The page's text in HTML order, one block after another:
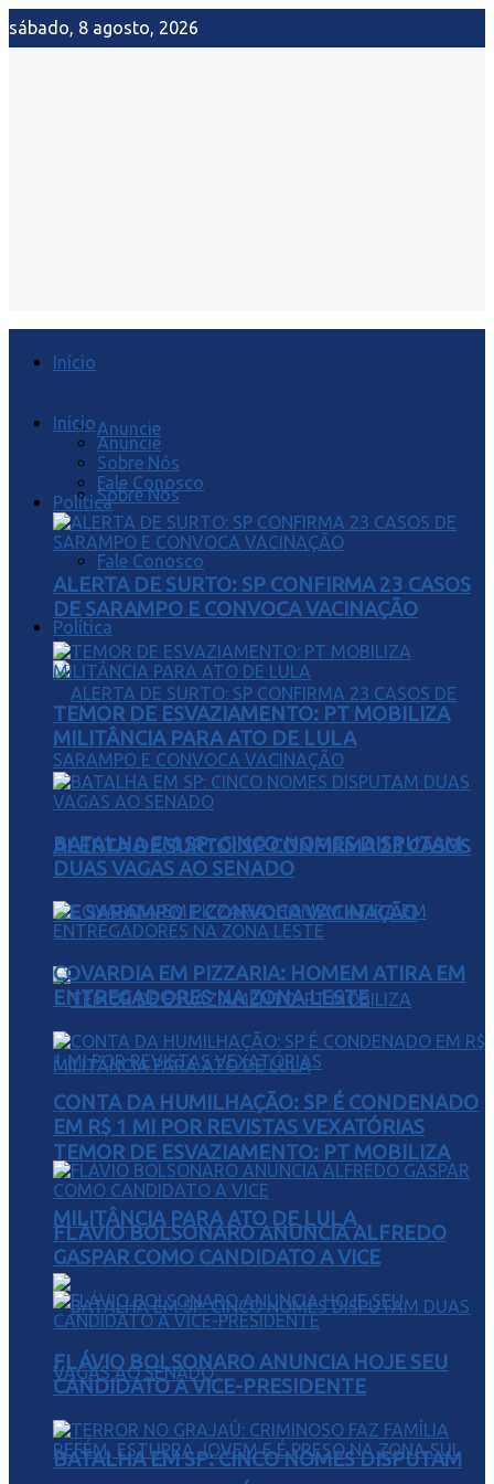
sábado, 8 agosto, 2026
Início
Anuncie
Sobre Nós
Fale Conosco
Política
ALERTA DE SURTO: SP CONFIRMA 23 CASOS
DE SARAMPO E CONVOCA VACINAÇÃO
TEMOR DE ESVAZIAMENTO: PT MOBILIZA
MILITÂNCIA PARA ATO DE LULA
BATALHA EM SP: CINCO NOMES DISPUTAM
Início
Anuncie
Sobre Nós
Fale Conosco
Política
ALERTA DE SURTO: SP CONFIRMA 23 CASOS
DE SARAMPO E CONVOCA VACINAÇÃO
TEMOR DE ESVAZIAMENTO: PT MOBILIZA
MILITÂNCIA PARA ATO DE LULA
BATALHA EM SP: CINCO NOMES DISPUTAM
DUAS VAGAS AO SENADO
COVARDIA EM PIZZARIA: HOMEM ATIRA EM
ENTREGADORES NA ZONA LESTE
CONTA DA HUMILHAÇÃO: SP É CONDENADO
EM R$ 1 MI POR REVISTAS VEXATÓRIAS
FLÁVIO BOLSONARO ANUNCIA ALFREDO
GASPAR COMO CANDIDATO A VICE
FLÁVIO BOLSONARO ANUNCIA HOJE SEU
CANDIDATO A VICE-PRESIDENTE